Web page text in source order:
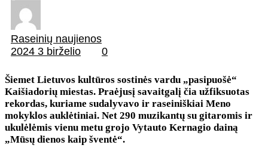
Raseinių naujienos
2024 3 birželio
0
Šiemet Lietuvos kultūros sostinės vardu „pasipuošė“
Kaišiadorių miestas. Praėjusį savaitgalį čia užfiksuotas
rekordas, kuriame sudalyvavo ir raseiniškiai Meno
mokyklos auklėtiniai. Net 290 muzikantų su gitaromis ir
ukulėlėmis vienu metu grojo Vytauto Kernagio dainą
„Mūsų dienos kaip šventė“.